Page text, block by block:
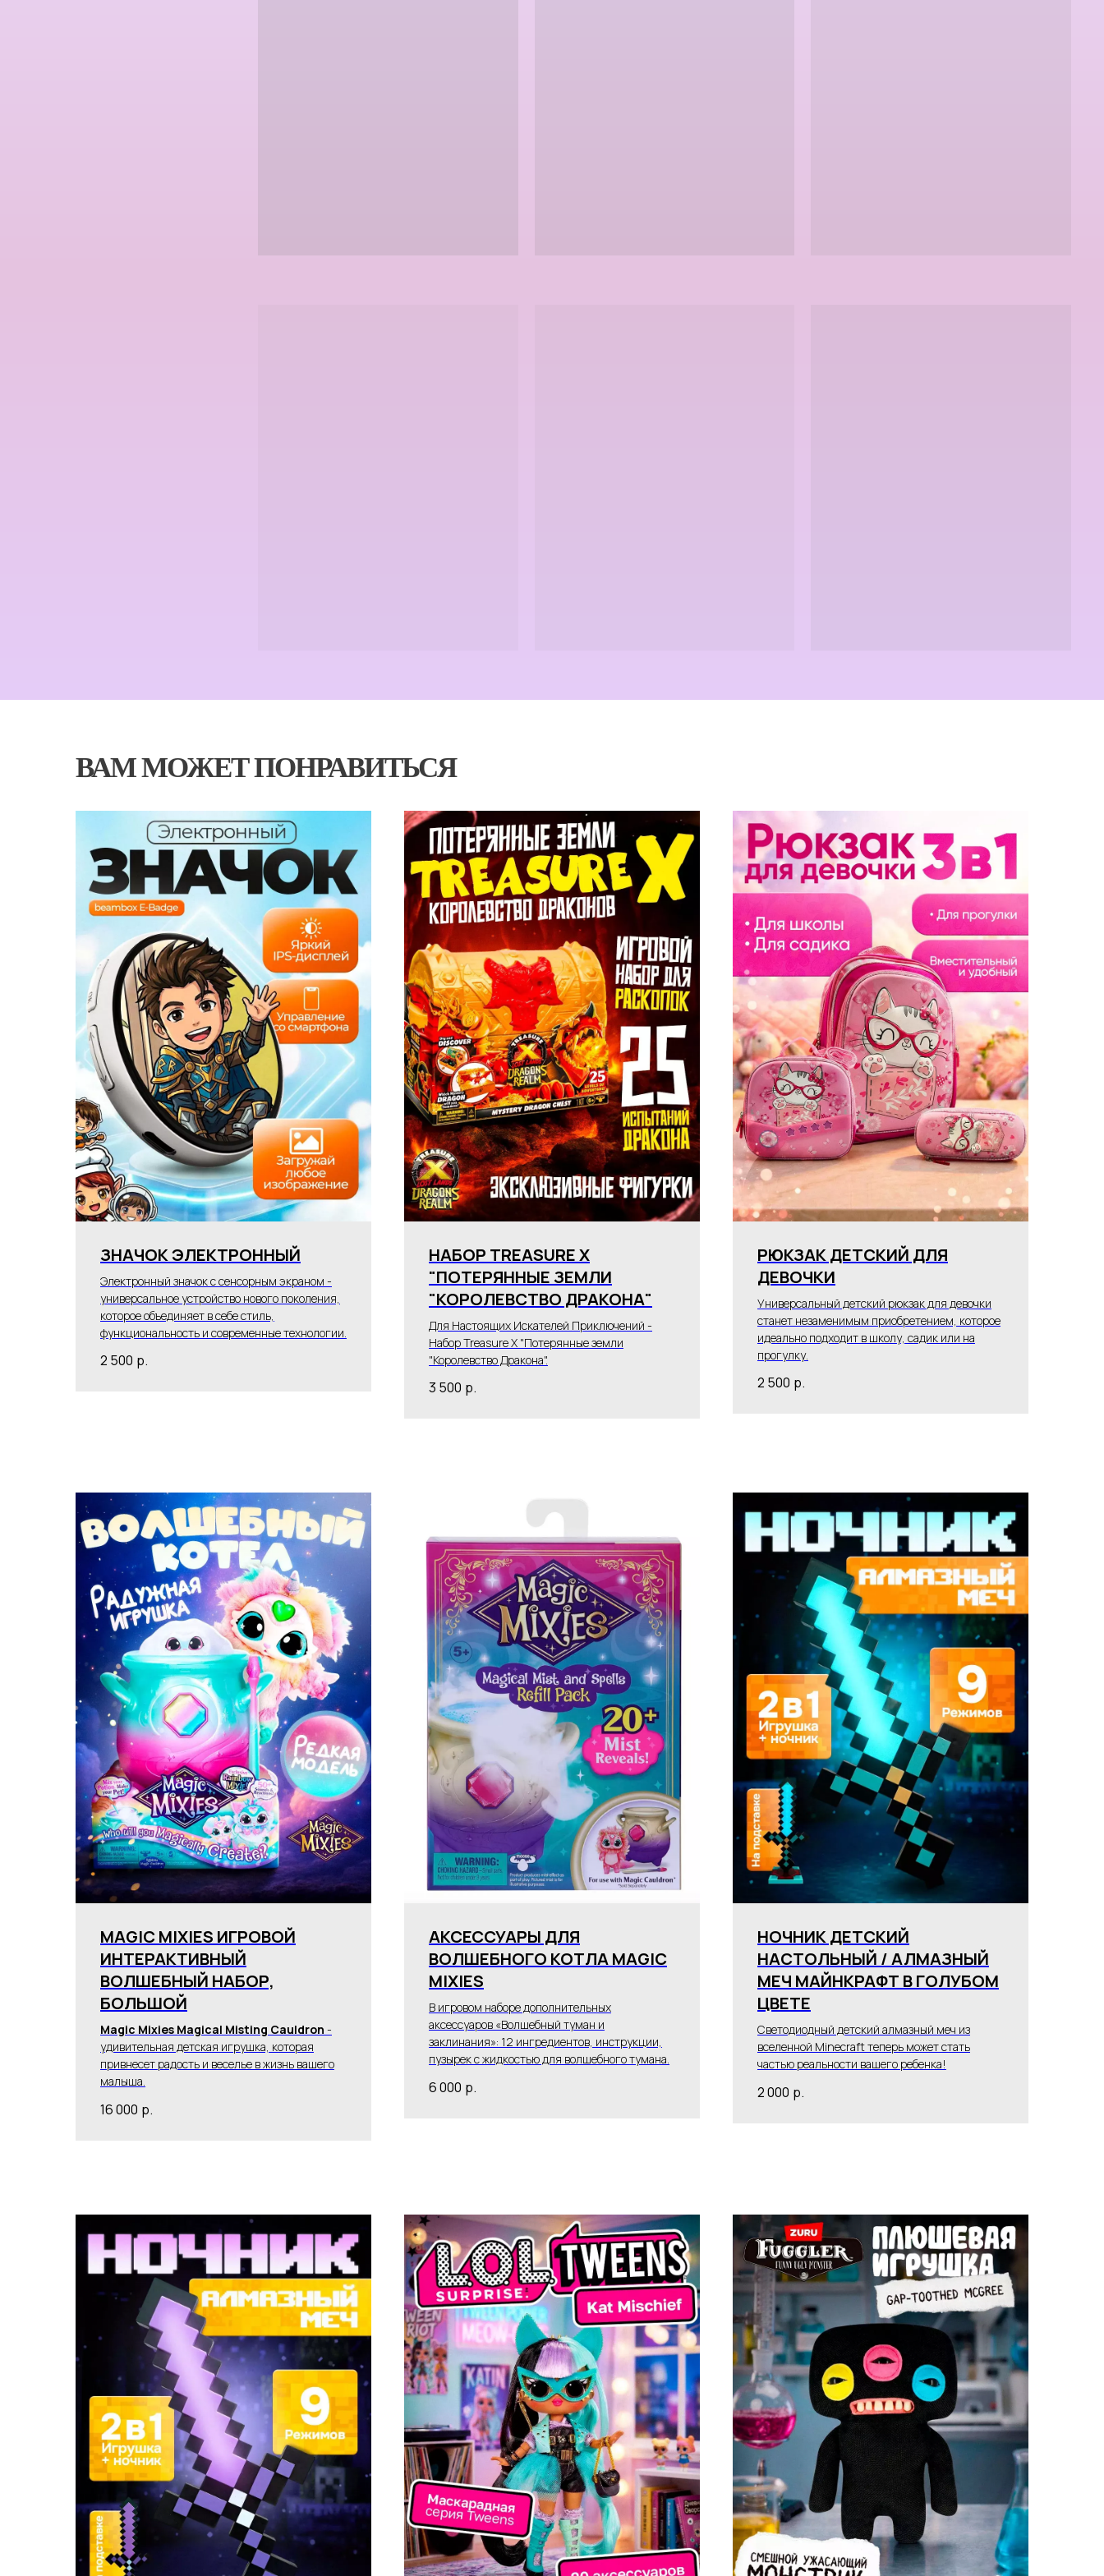
ВАМ МОЖЕТ ПОНРАВИТЬСЯ
ЗНАЧОК ЭЛЕКТРОННЫЙ
Электронный значок с сенсорным экраном -
универсальное устройство нового поколения,
которое объединяет в себе стиль,
функциональность и современные технологии.
2 500 р.
НАБОР TREASURE X
"ПОТЕРЯННЫЕ ЗЕМЛИ
"КОРОЛЕВСТВО ДРАКОНА"
Для Настоящих Искателей Приключений -
Набор Treasure X "Потерянные земли
"Королевство Дракона".
3 500 р.
РЮКЗАК ДЕТСКИЙ ДЛЯ
ДЕВОЧКИ
Универсальный детский рюкзак для девочки
станет незаменимым приобретением, которое
идеально подходит в школу, садик или на
прогулку.
2 500 р.
MAGIC MIXIES ИГРОВОЙ
ИНТЕРАКТИВНЫЙ
ВОЛШЕБНЫЙ НАБОР,
БОЛЬШОЙ
Magic Mixies Magical Misting Cauldron -
удивительная детская игрушка, которая
привнесет радость и веселье в жизнь вашего
малыша.
16 000 р.
АКСЕССУАРЫ ДЛЯ
ВОЛШЕБНОГО КОТЛА MAGIC
MIXIES
В игровом наборе дополнительных
аксессуаров «Волшебный туман и
заклинания»: 12 ингредиентов, инструкции,
пузырек с жидкостью для волшебного тумана.
6 000 р.
НОЧНИК ДЕТСКИЙ
НАСТОЛЬНЫЙ / АЛМАЗНЫЙ
МЕЧ МАЙНКРАФТ В ГОЛУБОМ
ЦВЕТЕ
Светодиодный детский алмазный меч из
вселенной Minecraft теперь может стать
частью реальности вашего ребенка!
2 000 р.